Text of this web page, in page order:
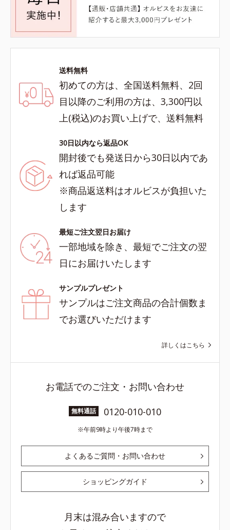
送料無料
初めての方は、全国送料無料、2回
目以降のご利用の方は、3,300円以
上(税込)のお買い上げで、送料無料
30日以内なら返品OK
開封後でも発送日から30日以内であ
れば返品可能
※商品返送料はオルビスが負担いた
します
最短ご注文翌日お届け
一部地域を除き、最短でご注文の翌
日にお届けいたします
サンプルプレゼント
サンプルはご注文商品の合計個数ま
でお選びいただけます
詳しくはこちら
お電話でのご注文・お問い合わせ
無料通話 0120-010-010
午前9時より午後7時まで
よくあるご質問・お問い合わせ
ショッピングガイド
月末は混み合いますので